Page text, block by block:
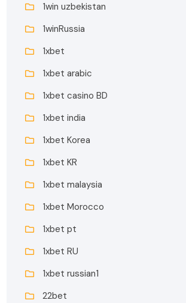
1win uzbekistan
1winRussia
1xbet
1xbet arabic
1xbet casino BD
1xbet india
1xbet Korea
1xbet KR
1xbet malaysia
1xbet Morocco
1xbet pt
1xbet RU
1xbet russian1
22bet